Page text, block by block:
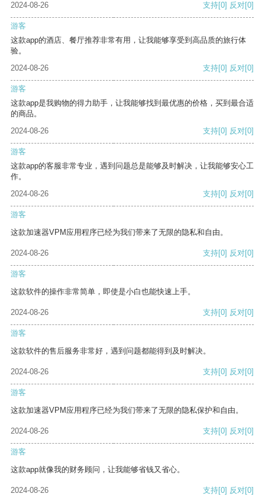
2024-08-26 支持[0] 反对[0]
游客
这款app的酒店、餐厅推荐非常有用，让我能够享受到高品质的旅行体
验。
2024-08-26
支持[0] 反对[0]
游客
这款app是我购物的得力助手，让我能够找到最优惠的价格，买到最合适
的商品。
2024-08-26
支持[0] 反对[0]
游客
这款app的客服非常专业，遇到问题总是能够及时解决，让我能够安心工
作。
2024-08-26
支持[0] 反对[0]
游客
这款加速器VPM应用程序已经为我们带来了无限的隐私和自由。
2024-08-26 支持[0] 反对[0]
游客
这款软件的操作非常简单，即使是小白也能快速上手。
2024-08-26 支持[0] 反对[0]
游客
这款软件的售后服务非常好，遇到问题都能得到及时解决。
2024-08-26 支持[0] 反对[0]
游客
这款加速器VPM应用程序已经为我们带来了无限的隐私保护和自由。
2024-08-26 支持[0] 反对[0]
游客
这款app就像我的财务顾问，让我能够省钱又省心。
2024-08-26 支持[0] 反对[0]